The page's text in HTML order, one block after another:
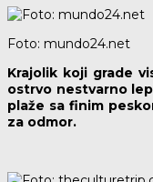
Foto: mundo24.net
Krajolik koji grade
ostrvo nestvarno
plaže sa finim
za odmor.